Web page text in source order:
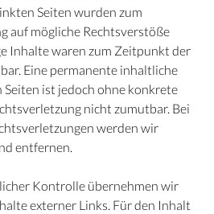
Seiten wurden zum
auf mögliche Rechtsverstöße
Inhalte waren zum Zeitpunkt der
Eine permanente inhaltliche
ist jedoch ohne konkrete
nicht zumutbar. Bei
werden wir
entfernen.
Kontrolle übernehmen wir
externer Links. Für den Inhalt